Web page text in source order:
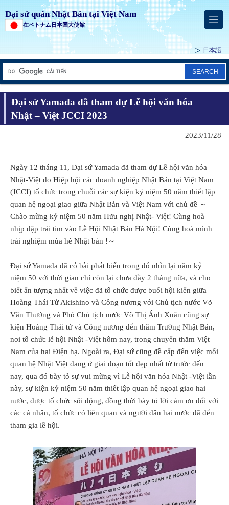
Đại sứ quán Nhật Bản tại Việt Nam
在ベトナム日本国大使館
日本語
SEARCH
Đại sứ Yamada đã tham dự Lễ hội văn hóa
Nhật – Việt JCCI 2023
2023/11/28
Ngày 12 tháng 11, Đại sứ Yamada đã tham dự Lễ hội văn hóa
Nhật-Việt do Hiệp hội các doanh nghiệp Nhật Bản tại Việt Nam
(JCCI) tổ chức trong chuỗi các sự kiện kỷ niệm 50 năm thiết lập
quan hệ ngoại giao giữa Nhật Bản và Việt Nam với chủ đề ～
Chào mừng kỷ niệm 50 năm Hữu nghị Nhật- Việt! Cùng hoà
nhịp đập trái tim vào Lễ Hội Nhật Bản Hà Nội! Cùng hoà mình
trải nghiệm mùa hè Nhật bản !～
Đại sứ Yamada đã có bài phát biểu trong đó nhìn lại năm kỷ
niệm 50 với thời gian chỉ còn lại chưa đầy 2 tháng nữa, và cho
biết ấn tượng nhất về việc đã tổ chức được buổi hội kiến giữa
Hoàng Thái Tử Akishino và Công nương với Chủ tịch nước Võ
Văn Thưởng và Phó Chủ tịch nước Võ Thị Ánh Xuân cũng sự
kiện Hoàng Thái tử và Công nương đến thăm Trường Nhật Bản,
nơi tổ chức lễ hội Nhật -Việt hôm nay, trong chuyến thăm Việt
Nam của hai Điện hạ. Ngoài ra, Đại sứ cũng đề cấp đến việc mối
quan hệ Nhật Việt đang ở giai đoạn tốt đẹp nhất từ trước đến
nay, qua đó bày tỏ sự vui mừng vì Lễ hội văn hóa Nhật -Việt lần
này, sự kiện kỷ niệm 50 năm thiết lập quan hệ ngoại giao hai
nước, được tổ chức sôi động, đồng thời bày tỏ lời cảm ơn đối với
các cá nhân, tổ chức có liên quan và người dân hai nước đã đến
tham gia lễ hội.